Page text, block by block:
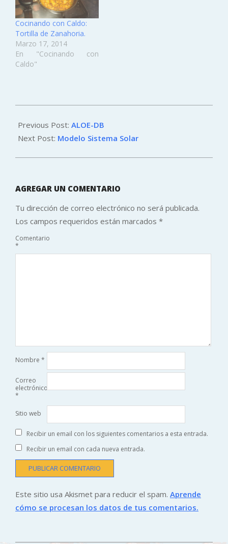
Cocinando con Caldo:
Tortilla de Zanahoria.
Marzo 17, 2014
En "Cocinando con
Caldo"
09-
07
Previous Post: ALOE-DB
Next Post: Modelo Sistema Solar
AGREGAR UN COMENTARIO
Tu dirección de correo electrónico no será publicada.
Los campos requeridos están marcados *
Comentario
*
Nombre *
Correo
electrónico
*
Sitio web
Recibir un email con los siguientes comentarios a esta entrada.
Recibir un email con cada nueva entrada.
Este sitio usa Akismet para reducir el spam. Aprende
cómo se procesan los datos de tus comentarios.